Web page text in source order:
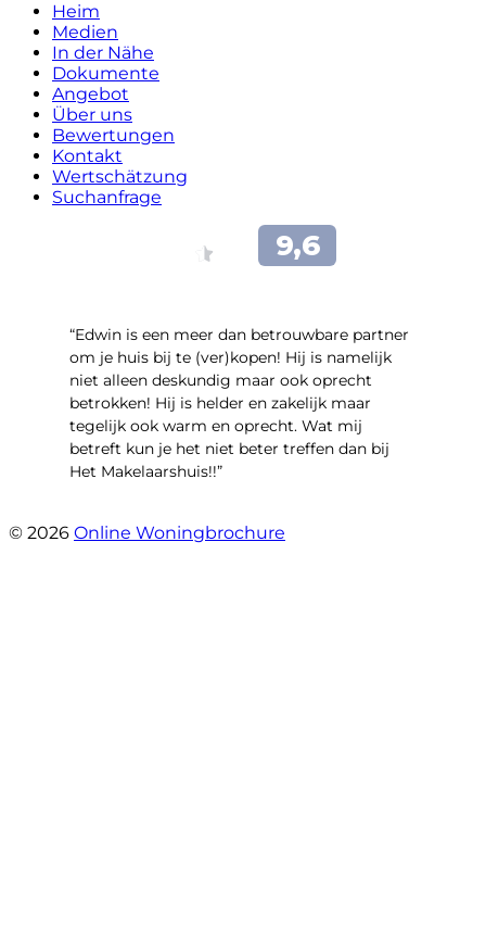
Heim
Medien
In der Nähe
Dokumente
Angebot
Über uns
Bewertungen
Kontakt
Wertschätzung
Suchanfrage
“Edwin is een meer dan betrouwbare partner
om je huis bij te (ver)kopen! Hij is namelijk
niet alleen deskundig maar ook oprecht
betrokken! Hij is helder en zakelijk maar
tegelijk ook warm en oprecht. Wat mij
betreft kun je het niet beter treffen dan bij
Het Makelaarshuis!!”
© 2026 Online Woningbrochure